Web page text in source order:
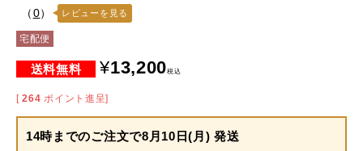
（0） レビューを見る
宅配便
¥13,200税込
[ 264 ポイント進呈]
14時までのご注文で8月10日(月) 発送